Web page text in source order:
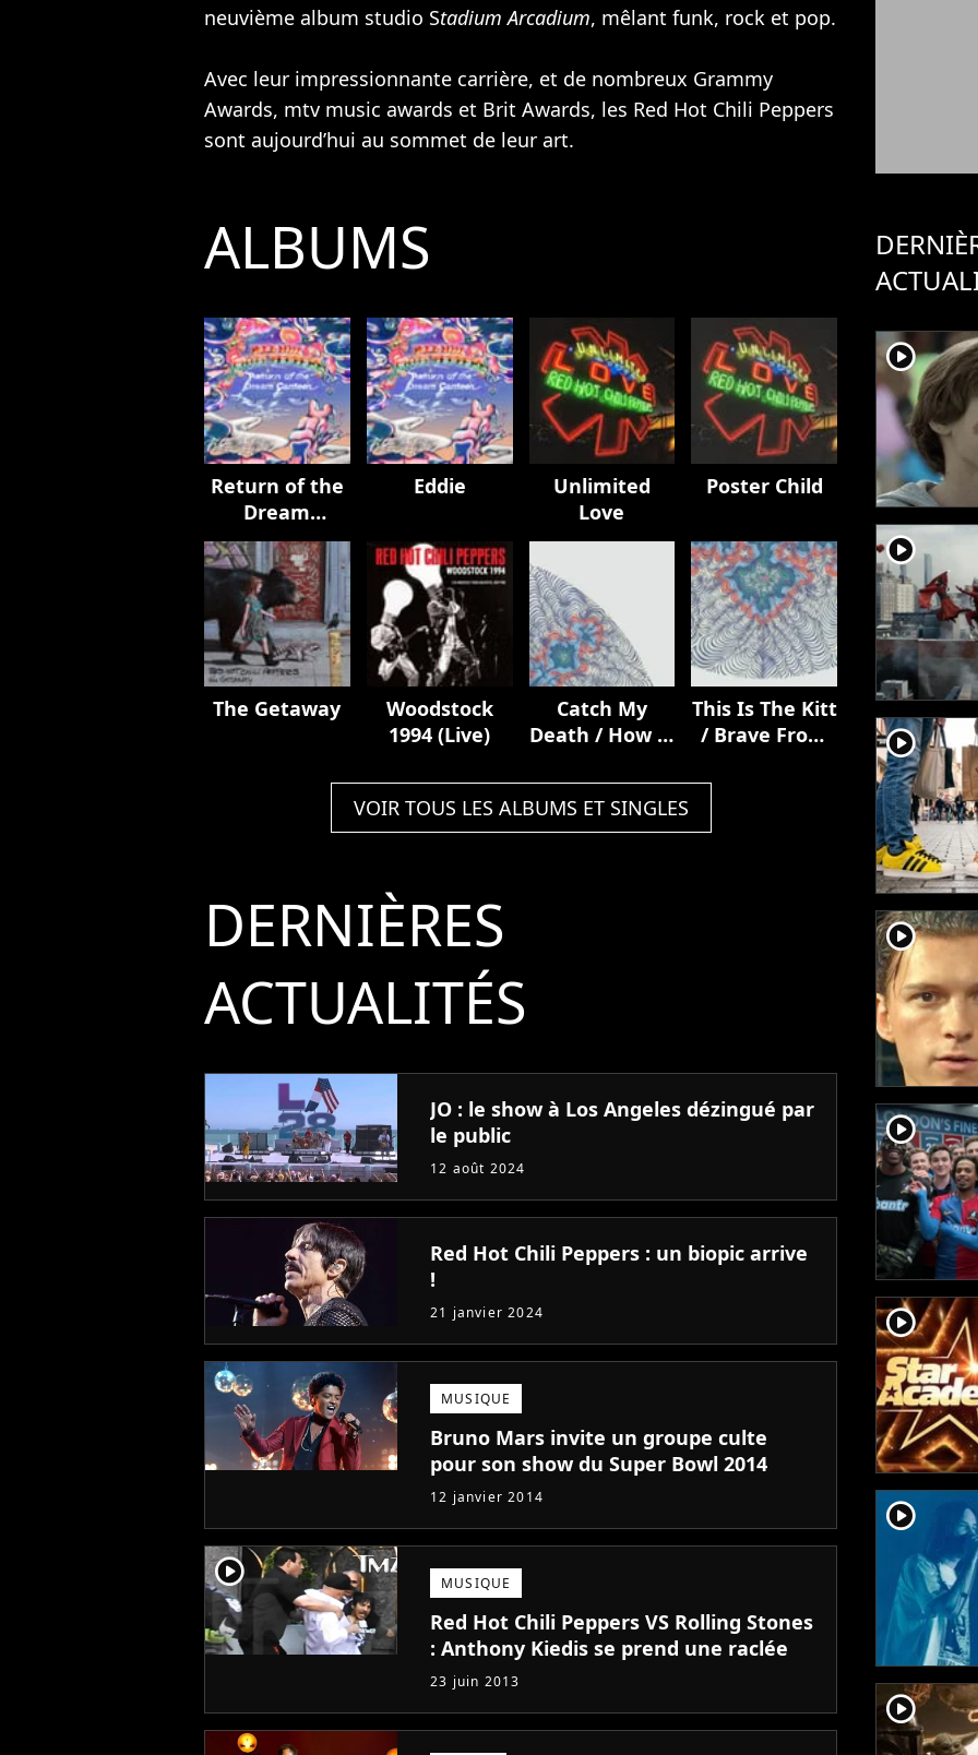
neuvième album studio Stadium Arcadium, mêlant funk, rock et pop.
Avec leur impressionnante carrière, et de nombreux Grammy
Awards, mtv music awards et Brit Awards, les Red Hot Chili Peppers
sont aujourd’hui au sommet de leur art.
ALBUMS
Return of the
Dream
Canteen
Eddie
Unlimited
Love
Poster Child
The Getaway
Woodstock
1994 (Live)
Catch My
Death / How It
This Is The Kitt
/ Brave From
VOIR TOUS LES ALBUMS ET SINGLES
DERNIÈRES
ACTUALITÉS
JO : le show à Los Angeles dézingué par
le public
12 août 2024
Red Hot Chili Peppers : un biopic arrive
!
21 janvier 2024
MUSIQUE
Bruno Mars invite un groupe culte
pour son show du Super Bowl 2014
12 janvier 2014
player2 MUSIQUE
Red Hot Chili Peppers VS Rolling Stones
: Anthony Kiedis se prend une raclée
23 juin 2013
player2
player2
player2
player2
player2
player2
player2
player2